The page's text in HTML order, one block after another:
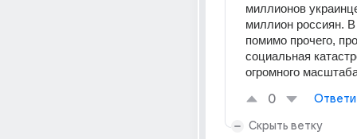
миллионов
миллион россиян.
помимо прочего,
социальная
огромного
0
Скрыть ветку